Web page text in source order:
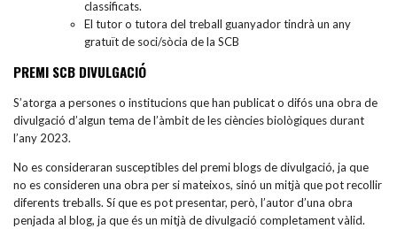
El tutor o tutora del treball guanyador tindrà un any
gratuït de soci/sòcia de la SCB
PREMI SCB DIVULGACIÓ
S’atorga a persones o institucions que han publicat o difós una obra de
divulgació d’algun tema de l’àmbit de les ciències biològiques durant
l’any 2023.
No es consideraran susceptibles del premi blogs de divulgació, ja que
no es consideren una obra per si mateixos, sinó un mitjà que pot recollir
diferents treballs. Sí que es pot presentar, però, l’autor d’una obra
penjada al blog, ja que és un mitjà de divulgació completament vàlid.